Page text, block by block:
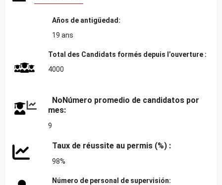
Años de antigüedad:
19 ans
Total des Candidats formés depuis l’ouverture :
4000
NoNúmero promedio de candidatos por
mes:
9
Taux de réussite au permis (%) :
98%
Número de personal de supervisión: